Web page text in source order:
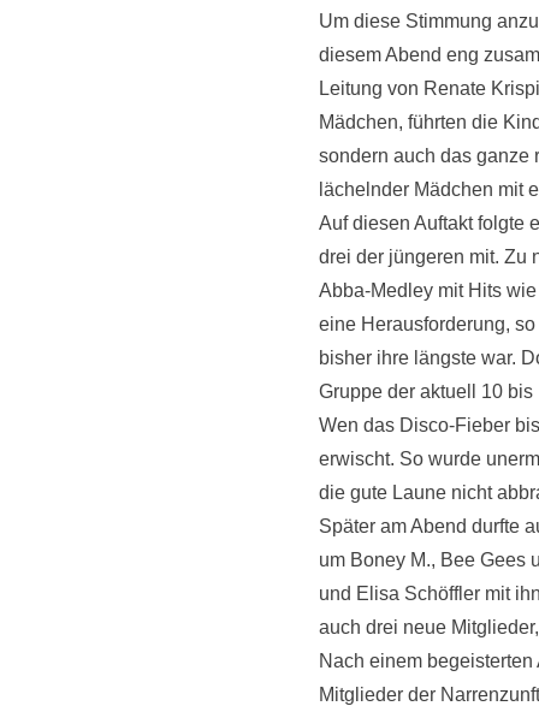
Um diese Stimmung
diesem Abend eng
Leitung von Renate
Mädchen, führten die
sondern auch das ganze
lächelnder Mädchen mit
Auf diesen Auftakt folgte
drei der jüngeren mit. Zu
Abba-Medley mit Hits
eine Herausforderung,
bisher ihre längste war.
Gruppe der aktuell 10
Wen das Disco-Fieber
erwischt. So wurde
die gute Laune nicht
Später am Abend durfte
um Boney M., Bee Gees
und Elisa Schöffler mit
auch drei neue
Nach einem
Mitglieder der